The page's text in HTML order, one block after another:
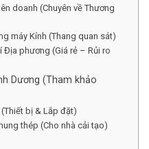
doanh (Chuyên về Thương
máy Kính (Thang quan sát)
Địa phương (Giá rẻ – Rủi ro
Dương (Tham khảo
(Thiết bị & Lắp đặt)
thép (Cho nhà cải tạo)